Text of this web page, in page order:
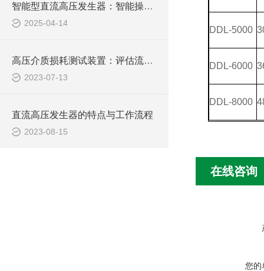
智能型直流高压发生器：智能操控，轻松驾驭高压测试难题
2025-04-14
高压介质损耗测试装置：评估流体输送过程中的能量损失
2023-07-13
直流高压发生器的特点与工作流程
2023-08-15
DDL-5000
DDL-6000
DDL-8000
在线咨询
您的